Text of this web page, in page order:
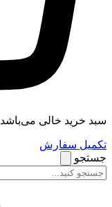
سبد خرید خالی می‌باشد
تکمیل سفارش
جستجو